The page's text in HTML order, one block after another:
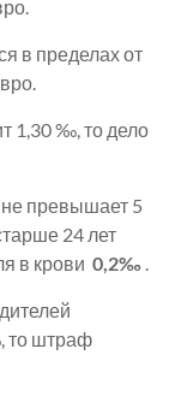
в пределах от
1,30 ‰, то дело
превышает 5
24 лет
в крови0,2‰ .
то штраф